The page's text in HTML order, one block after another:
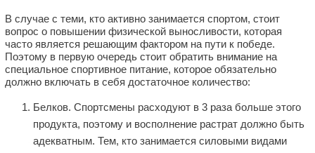
В случае с теми, кто активно занимается спортом, стоит
вопрос о повышении физической выносливости, которая
часто является решающим фактором на пути к победе.
Поэтому в первую очередь стоит обратить внимание на
специальное спортивное питание, которое обязательно
должно включать в себя достаточное количество:
Белков. Спортсмены расходуют в 3 раза больше этого
продукта, поэтому и восполнение растрат должно быть
адекватным. Тем, кто занимается силовыми видами